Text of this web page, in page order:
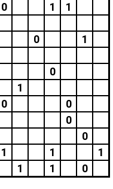
0 1
1
0
1
0
1
0
0
0
0
1 1
1
1 1 0